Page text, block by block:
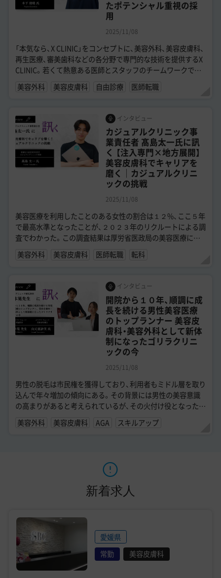
たポテンシャル重視の採
用
2025/11/08
「本気なら、X CLINIC」をコンセプトに、美容外科、美容皮膚科、
再生医療、審美歯科などの各分野で専門的な技術を提供するX
CLINIC。若くて熱意ある医師とスタッフのチームワークで成
長がめざましい...
美容外科 美容皮膚科 自由診療 医師転職
インタビュー
カジュアルクリニック事
業責任者 髙島太一氏に訊
く 【注入専門×地方展開】
美容皮膚科でキャリアを
磨く｜カジュアルクリニ
ックの挑戦
2025/11/08
美容医療を利用したことのある女性の割合は１２%、ここ５年
で最高水準となったことが、２０２３年のリクルートによる調
査でわかった。この調査結果は厚労省医政局の美容医療に関
する資料にも使われている。調査対象...
美容外科 美容皮膚科 医師転職 転科
インタビュー
開院から１０年、順調に成
長を続ける男性美容医療
のトップランナー 美容皮
膚科・美容外科として新体
制になったゴリラクリニ
ックの今
2025/11/08
男性の脱毛は市民権を獲得しており、利用者もミドル層を取り
込んで年々増加の傾向にある。その背景には男性の美容意識
の高まりがあると考えられているが、その火付け役となったの
は間違いなく男性専門の総合美容クリ...
美容外科 美容皮膚科 AGA スキルアップ
新着求人
愛媛県
常勤
美容皮膚科